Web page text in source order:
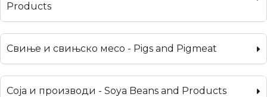
Products
Свиње и свињско месо - Pigs and Pigmeat
Соја и производи - Soya Beans and Products